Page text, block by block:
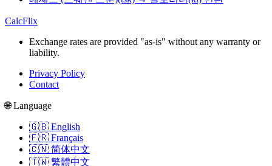
CalcFlix
Exchange rates are provided "as-is" without any warranty or
liability.
Privacy Policy
Contact
🌐 Language
🇬🇧 English
🇫🇷 Français
🇨🇳 简体中文
🇹🇼 繁體中文